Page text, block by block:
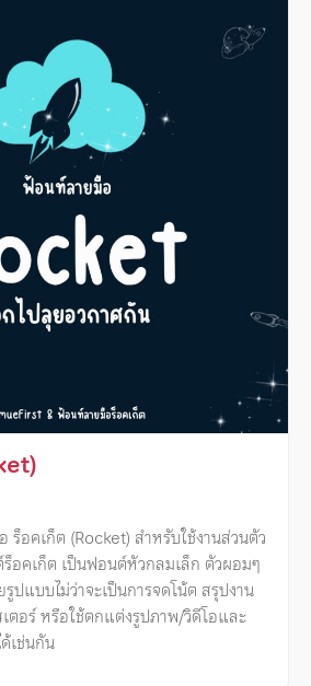
อคเก็ต (Rocket) สำหรับใช้งานส่วนตัว
อคเก็ต เป็นฟอนต์หัวกลมเล็ก ตัวผอมๆ
ปแบบไม่ว่าจะเป็นการจดโน้ต สรุปงาน
ตอร์ หรือใช้ตกแต่งรูปภาพ/วิดีโอและ
เช่นกัน